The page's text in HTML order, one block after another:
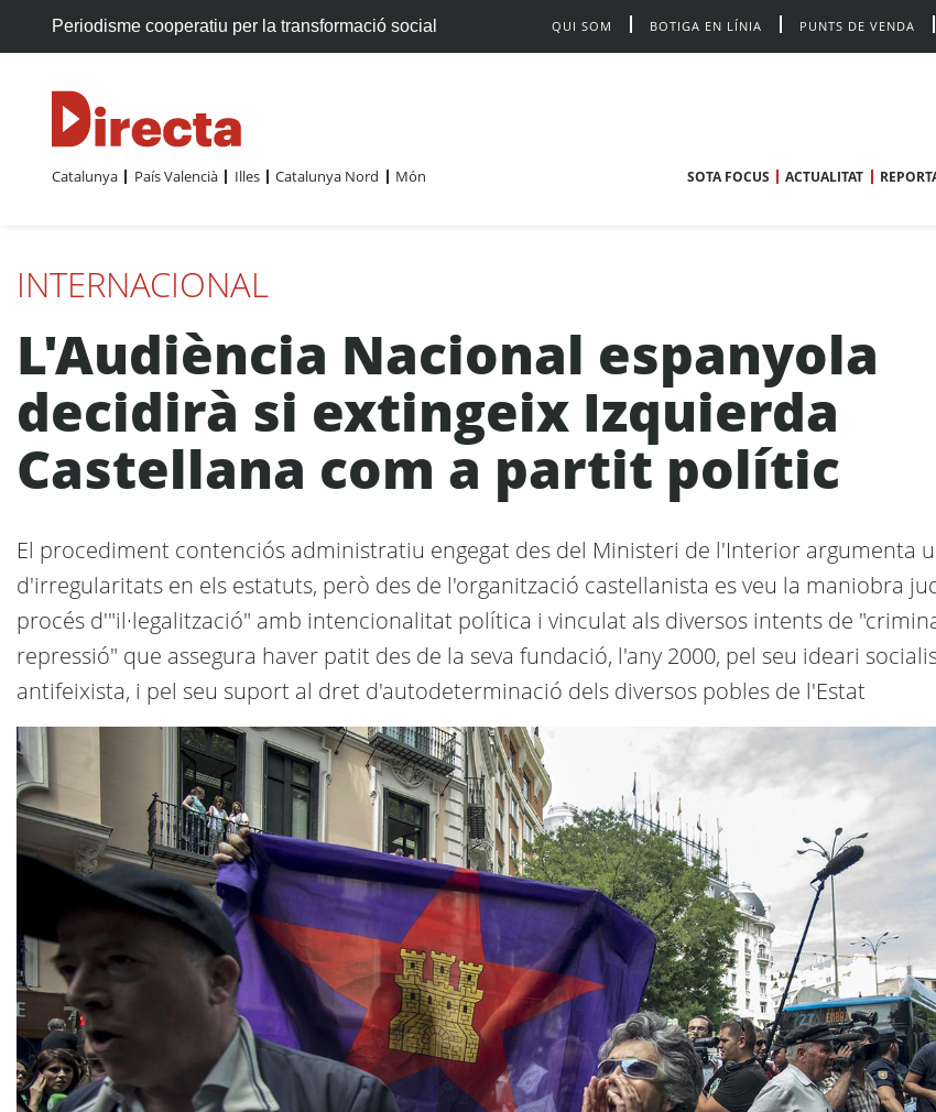
Periodisme cooperatiu per la transformació social QUI SOM BOTIGA EN LÍNIA PUNTS DE VENDA
Catalunya País Valencià Illes Catalunya Nord Món SOTA FOCUS ACTUALITAT
INTERNACIONAL
L'Audiència Nacional espanyola
decidirà si extingeix Izquierda
Castellana com a partit polític
El procediment contenciós administratiu engegat des del Ministeri de l'Interior argumenta
d'irregularitats en els estatuts, però des de l'organització castellanista es veu la maniobra
procés d'"il·legalització" amb intencionalitat política i vinculat als diversos intents de
repressió" que assegura haver patit des de la seva fundació, l'any 2000, pel seu ideari
antifeixista, i pel seu suport al dret d'autodeterminació dels diversos pobles de l'Estat